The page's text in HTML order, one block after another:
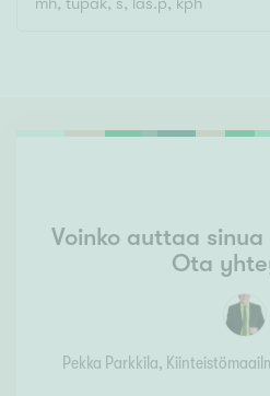
Voinko auttaa sinua
Ota
Pekka Parkkila,